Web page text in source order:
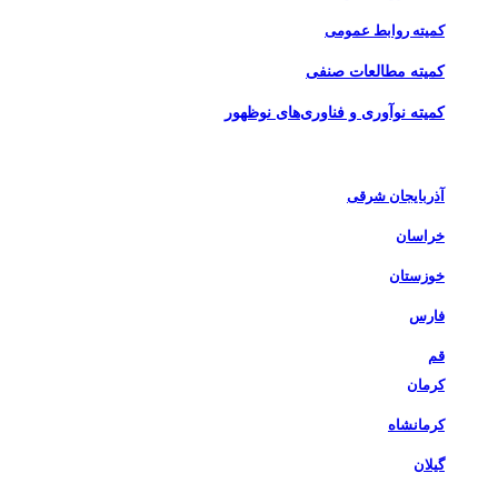
کمیته روابط عمومی
کمیته مطالعات صنفی
کمیته نوآوری و فناوری‌های نوظهور
آذربایجان شرقی
خراسان
خوزستان
فارس
قم
کرمان
کرمانشاه
گیلان